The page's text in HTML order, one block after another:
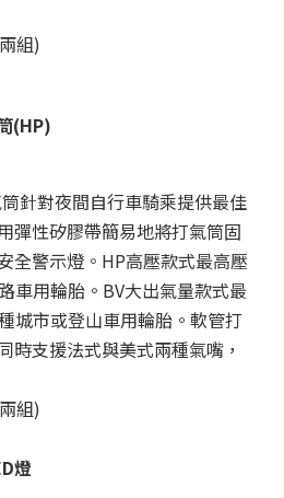
組)
(HP)
針對夜間自行車騎乘提供最佳
彈性矽膠帶簡易地將打氣筒固
全警示燈。HP高壓款式最高壓
車用輪胎。BV大出氣量款式最
城市或登山車用輪胎。軟管打
時支援法式與美式兩種氣嘴，
組)
燈